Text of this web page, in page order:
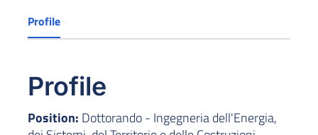
Profile
Profile
Position: Dottorando - Ingegneria dell'Energia,